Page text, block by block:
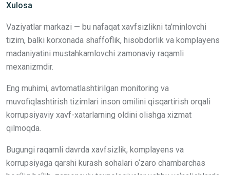
Xulosa
Vaziyatlar markazi — bu nafaqat xavfsizlikni ta’minlovchi
tizim, balki korxonada shaffoflik, hisobdorlik va komplayens
madaniyatini mustahkamlovchi zamonaviy raqamli
mexanizmdir.
Eng muhimi, avtomatlashtirilgan monitoring va
muvofiqlashtirish tizimlari inson omilini qisqartirish orqali
korrupsiyaviy xavf-xatarlarning oldini olishga xizmat
qilmoqda.
Bugungi raqamli davrda xavfsizlik, komplayens va
korrupsiyaga qarshi kurash sohalari o‘zaro chambarchas